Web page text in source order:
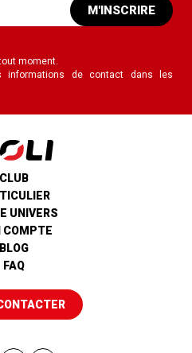
M'INSCRIRE
moment.
informations de contact dans les
CLUB
UNIVERS
COMPTE
BLOG
FAQ